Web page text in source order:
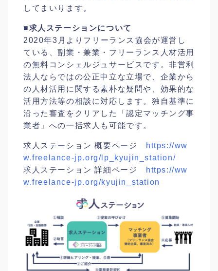
してまいります。
■求人ステーションについて
2020年3月よりフリーランス協会が運営し
ている、副業・兼業・フリーランス人材活用
の無料コンシェルジュサービスです。非営利
法人ならではの公正中立な立場で、企業から
の人材活用に関する素朴な疑問や、効果的な
活用方法等の相談に対応します。独自基準に
沿った審査をクリアした「認定マッチング事
業者」への一括求人も可能です。
求人ステーション 概要ページ
https://ww
w.freelance-jp.org/lp_kyujin_station/
求人ステーション 詳細ページ
https://ww
w.freelance-jp.org/kyujin_station